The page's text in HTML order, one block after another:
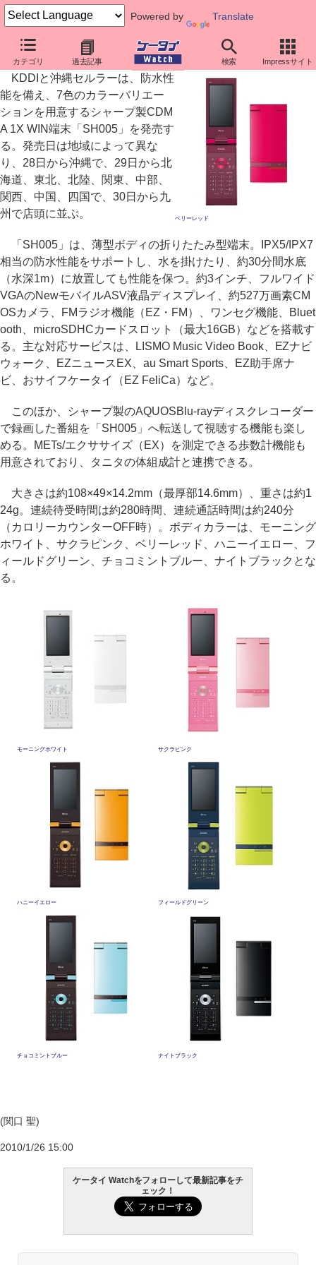
Powered by Translate
カテゴリ 過去記事 検索 Impressサイト
au、7色展開の防水ケータイ「SH005」を発売
ベリーレッド
KDDIと沖縄セルラーは、防水性
能を備え、7色のカラーバリエー
ションを用意するシャープ製CDM
A 1X WIN端末「SH005」を発売す
る。発売日は地域によって異な
り、28日から沖縄で、29日から北
海道、東北、北陸、関東、中部、
関西、中国、四国で、30日から九
州で店頭に並ぶ。
「SH005」は、薄型ボディの折りたたみ型端末。IPX5/IPX7
相当の防水性能をサポートし、水を掛けたり、約30分間水底
（水深1m）に放置しても性能を保つ。約3インチ、フルワイド
VGAのNewモバイルASV液晶ディスプレイ、約527万画素CM
OSカメラ、FMラジオ機能（EZ・FM）、ワンセグ機能、Bluet
ooth、microSDHCカードスロット（最大16GB）などを搭載す
る。主な対応サービスは、LISMO Music Video Book、EZナビ
ウォーク、EZニュースEX、au Smart Sports、EZ助手席ナ
ビ、おサイフケータイ（EZ FeliCa）など。
このほか、シャープ製のAQUOSBlu-rayディスクレコーダー
で録画した番組を「SH005」へ転送して視聴する機能も楽し
める。METs/エクササイズ（EX）を測定できる歩数計機能も
用意されており、タニタの体組成計と連携できる。
大きさは約108×49×14.2mm（最厚部14.6mm）、重さは約1
24g。連続待受時間は約280時間、連続通話時間は約240分
（カロリーカウンターOFF時）。ボディカラーは、モーニング
ホワイト、サクラピンク、ベリーレッド、ハニーイエロー、フ
ィールドグリーン、チョコミントブルー、ナイトブラックとな
る。
モーニングホワイト サクラピンク
ハニーイエロー フィールドグリーン
チョコミントブルー ナイトブラック
(関口 聖)
2010/1/26 15:00
ケータイ Watchをフォローして最新記事をチ
ェック！